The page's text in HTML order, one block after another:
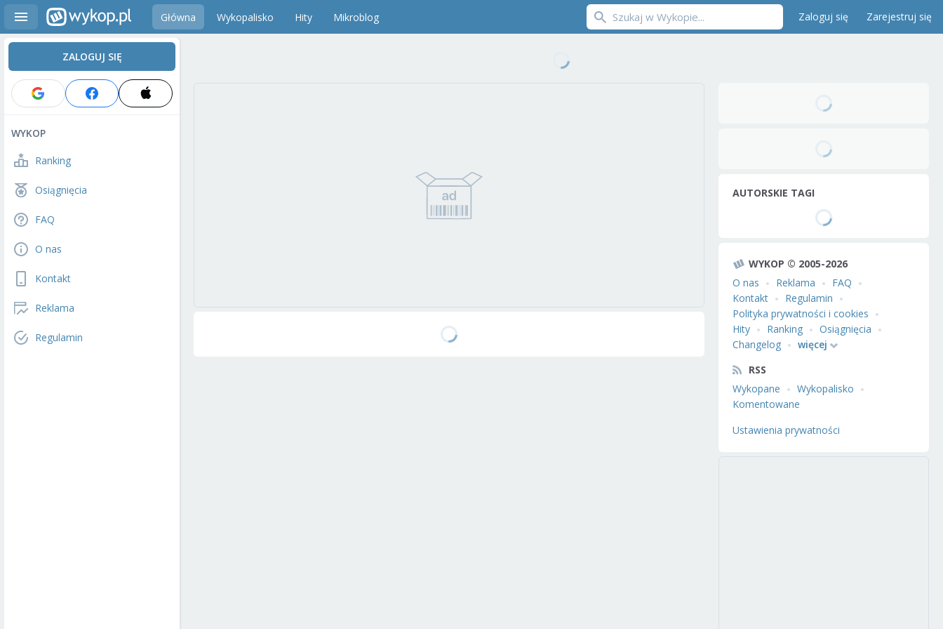
Główna Wykopalisko Hity Mikroblog Zaloguj się Zarejestruj się
ZALOGUJ SIĘ
WYKOP
Ranking
Osiągnięcia
FAQ
O nas
Kontakt
Reklama
Regulamin
AUTORSKIE TAGI
WYKOP © 2005-2026
O nas
Reklama
FAQ
Kontakt
Regulamin
Polityka prywatności i cookies
Hity
Ranking
Osiągnięcia
Changelog
więcej
RSS
Wykopane
Wykopalisko
Komentowane
Ustawienia prywatności